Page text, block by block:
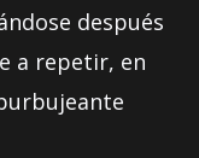
después
a repetir, en